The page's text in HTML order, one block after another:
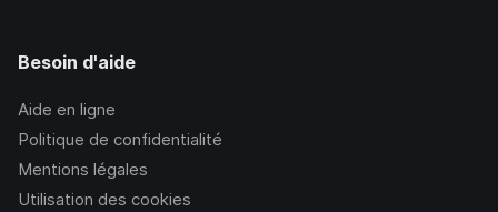
Besoin d'aide
Aide en ligne
Politique de confidentialité
Mentions légales
Utilisation des cookies